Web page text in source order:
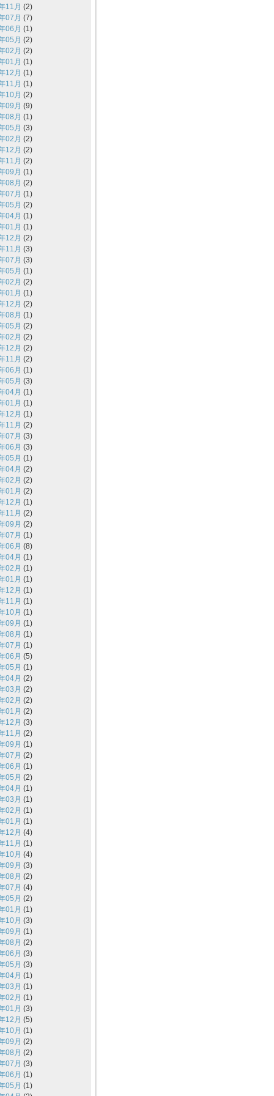
11月 (2)
07月 (7)
06月 (1)
05月 (2)
02月 (2)
01月 (1)
12月 (1)
11月 (1)
10月 (2)
09月 (9)
08月 (1)
05月 (3)
02月 (2)
12月 (2)
11月 (2)
09月 (1)
08月 (2)
07月 (1)
05月 (2)
04月 (1)
01月 (1)
12月 (2)
11月 (3)
07月 (3)
05月 (1)
02月 (2)
01月 (1)
12月 (2)
08月 (1)
05月 (2)
02月 (2)
12月 (2)
11月 (2)
06月 (1)
05月 (3)
04月 (1)
01月 (1)
12月 (1)
11月 (2)
07月 (3)
06月 (3)
05月 (1)
04月 (2)
02月 (2)
01月 (2)
12月 (1)
11月 (2)
09月 (2)
07月 (1)
06月 (8)
04月 (1)
02月 (1)
01月 (1)
12月 (1)
11月 (1)
10月 (1)
09月 (1)
08月 (1)
07月 (1)
06月 (5)
05月 (1)
04月 (2)
03月 (2)
02月 (2)
01月 (2)
12月 (3)
11月 (2)
09月 (1)
07月 (2)
06月 (1)
05月 (2)
04月 (1)
03月 (1)
02月 (1)
01月 (1)
12月 (4)
11月 (1)
10月 (4)
09月 (3)
08月 (2)
07月 (4)
05月 (2)
01月 (1)
10月 (3)
09月 (1)
08月 (2)
06月 (3)
05月 (3)
04月 (1)
03月 (1)
02月 (1)
01月 (3)
12月 (5)
10月 (1)
09月 (2)
08月 (2)
07月 (3)
06月 (1)
05月 (1)